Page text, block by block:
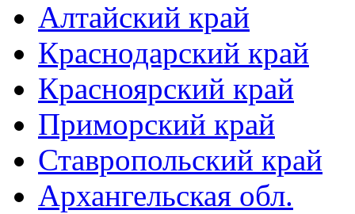
Алтайский край
Краснодарский край
Красноярский край
Приморский край
Ставропольский край
Архангельская обл.